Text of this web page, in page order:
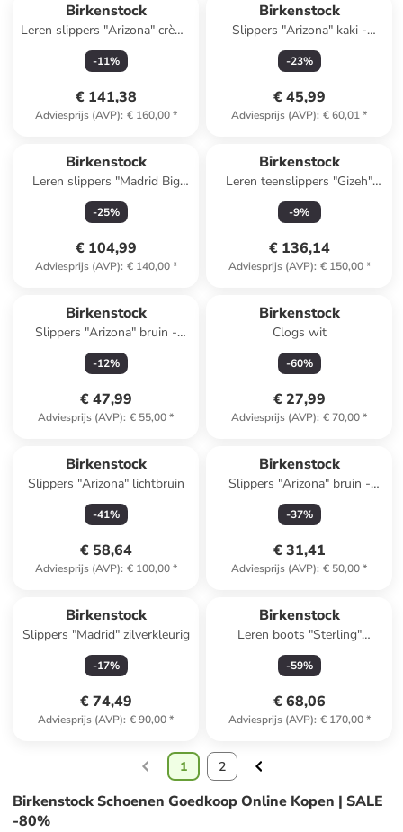
Birkenstock
Leren slippers "Arizona" crème
- wijdte S
-11%
€ 141,38
Adviesprijs (AVP): € 160,00*
Birkenstock
Slippers "Arizona" kaki -
wijdte N
-23%
€ 45,99
Adviesprijs (AVP): € 60,01*
Birkenstock
Leren slippers "Madrid Big
Buckle" lichtbruin
-25%
€ 104,99
Adviesprijs (AVP): € 140,00*
Birkenstock
Leren teenslippers "Gizeh"
bruin
-9%
€ 136,14
Adviesprijs (AVP): € 150,00*
Birkenstock
Slippers "Arizona" bruin -
wijdte N
-12%
€ 47,99
Adviesprijs (AVP): € 55,00*
Birkenstock
Clogs wit
-60%
€ 27,99
Adviesprijs (AVP): € 70,00*
Birkenstock
Slippers "Arizona" lichtbruin
-41%
€ 58,64
Adviesprijs (AVP): € 100,00*
Birkenstock
Slippers "Arizona" bruin -
wijdte S
-37%
€ 31,41
Adviesprijs (AVP): € 50,00*
Birkenstock
Slippers "Madrid" zilverkleurig
-17%
€ 74,49
Adviesprijs (AVP): € 90,00*
Birkenstock
Leren boots "Sterling"
goudkleurig
-59%
€ 68,06
Adviesprijs (AVP): € 170,00*
1 2
Birkenstock Schoenen Goedkoop Online Kopen | SALE
-80%